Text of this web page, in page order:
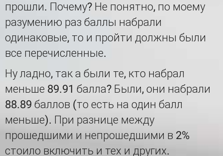
прошли. Почему? Не понятно, по моему
разумению раз баллы набрали
одинаковые, то и пройти должны были
все перечисленные.
Ну ладно, так а были те, кто набрал
меньше 89.91 балла? Были, они набрали
88.89 баллов (то есть на один балл
меньше). При разнице между
прошедшими и непрошедшими в 2%
стоило включить и тех и других.